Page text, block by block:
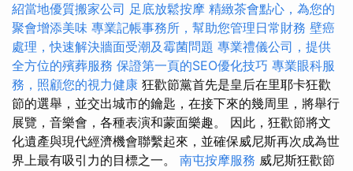
紹當地優質搬家公司 足底放鬆按摩 精緻茶會點心，為您的
聚會增添美味 專業記帳事務所，幫助您管理日常財務 壁癌
處理，快速解決牆面受潮及霉菌問題 專業禮儀公司，提供
全方位的殯葬服務 保證第一頁的SEO優化技巧 專業眼科服
務，照顧您的視力健康 狂歡節黨首先是皇后在里耶卡狂歡
節的選舉，並交出城市的鑰匙，在接下來的幾周里，將舉行
展覽，音樂會，各種表演和蒙面樂趣。 因此，狂歡節將文
化遺產與現代經濟機會聯繫起來，並確保威尼斯再次成為世
界上最有吸引力的目標之一。 南屯按摩服務 威尼斯狂歡節